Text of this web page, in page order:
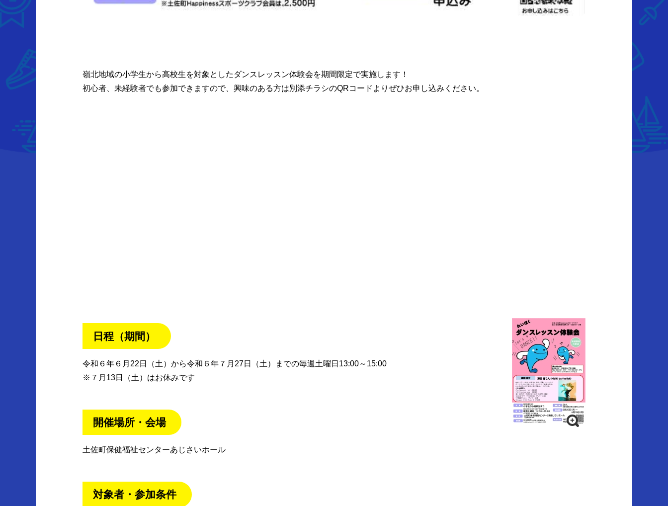
嶺北地域の小学生から高校生を対象としたダンスレッスン体験会を期間限定で実施します！
初心者、未経験者でも参加できますので、興味のある方は別添チラシのQRコードよりぜひお申し込みください。
日程（期間）
令和６年６月22日（土）から令和６年７月27日（土）までの毎週土曜日13:00～15:00
※７月13日（土）はお休みです
開催場所・会場
土佐町保健福祉センターあじさいホール
対象者・参加条件